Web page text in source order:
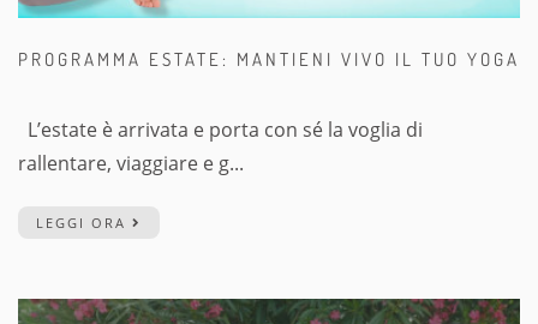
PROGRAMMA ESTATE: MANTIENI VIVO IL TUO YOGA
L’estate è arrivata e porta con sé la voglia di
rallentare, viaggiare e g...
LEGGI ORA